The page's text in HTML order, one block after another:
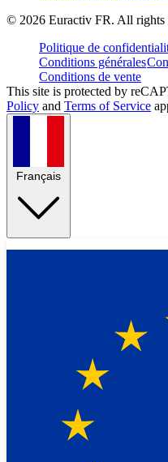
© 2026 Euractiv FR. All rights
Politique de
Conditions générales
Conditions de vente
This site is protected by
Policy and Terms of Service
Français